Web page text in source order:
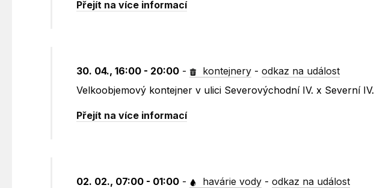
Přejít na více informací
30. 04., 16:00 - 20:00 - kontejnery -odkaz na událost
Velkoobjemový kontejner v ulici Severovýchodní IV. x Severní IV.
Přejít na více informací
02. 02., 07:00 - 01:00 - havárie vody -odkaz na událost